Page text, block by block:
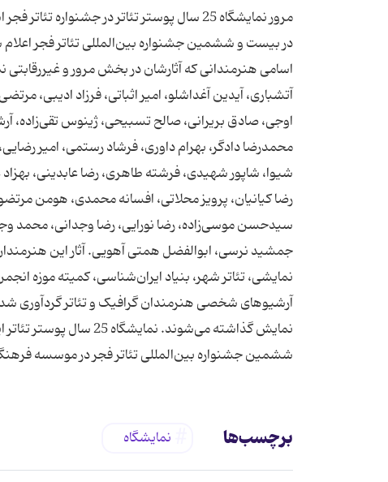
در بیست و ششمین جشنواره بین‌المللی تئاتر فجر اعلام
آتشباری، آیدین آغداشلو، امیر اثباتی، فرزاد ادیبی،
اوجی، صادق بریرانی، صالح تسبیحی، ژینوس تقی‌زاده،
محمدرضا دادگر، بهرام داوری، فرشاد رستمی، امیر
شیوا، شاپور شهیدی، فرشته طاهری، رضا عابدینی،
رضا کیانیان، پرویز محلاتی، افسانه محمدی، هومن
سیدحسن موسی‌زاده، رضا نورایی، رضا وجدانی، محمد
نمایشی، تئاتر شهر، بنیاد ایران‌شناسی، کمیته موزه
آرشیوهای شخصی هنرمندان گرافیک و تئاتر گردآوری
ششمین جشنواره بین‌المللی تئاتر فجر در موسسه
برچسب‌ها نمایشگاه